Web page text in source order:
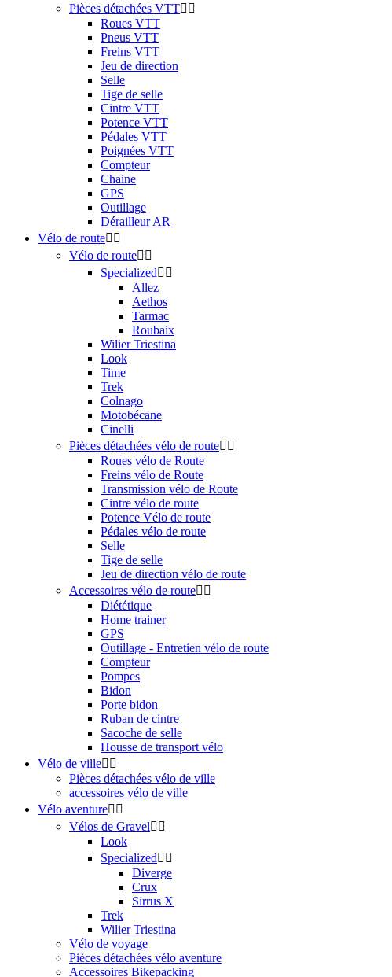
Pièces détachées VTT 
Roues VTT
Pneus VTT
Freins VTT
Jeu de direction
Selle
Tige de selle
Cintre VTT
Potence VTT
Pédales VTT
Poignées VTT
Compteur
Chaine
GPS
Outillage
Dérailleur AR
Vélo de route 
Vélo de route 
Specialized 
Allez
Aethos
Tarmac
Roubaix
Wilier Triestina
Look
Time
Trek
Colnago
Motobécane
Cinelli
Pièces détachées vélo de route 
Roues vélo de Route
Freins vélo de Route
Transmission vélo de Route
Cintre vélo de route
Potence Vélo de route
Pédales vélo de route
Selle
Tige de selle
Jeu de direction vélo de route
Accessoires vélo de route 
Diététique
Home trainer
GPS
Outillage - Entretien vélo de route
Compteur
Pompes
Bidon
Porte bidon
Ruban de cintre
Sacoche de selle
Housse de transport vélo
Vélo de ville 
Pièces détachées vélo de ville
accessoires vélo de ville
Vélo aventure 
Vélos de Gravel 
Look
Specialized 
Diverge
Crux
Sirrus X
Trek
Wilier Triestina
Vélo de voyage
Pièces détachées vélo aventure
Accessoires Bikepacking